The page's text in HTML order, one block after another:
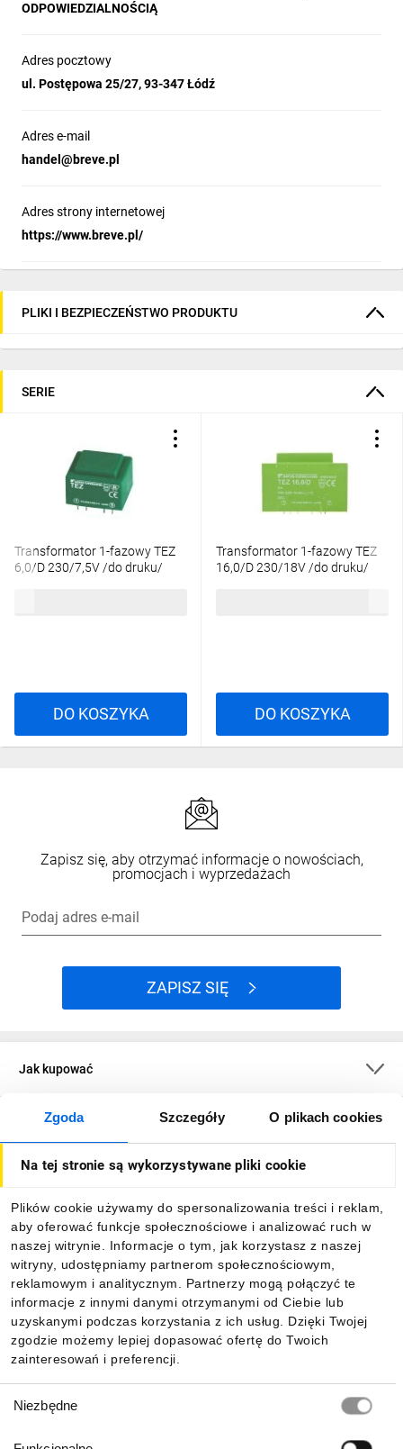
Zgoda Szczegóły O plikach cookies
Na tej stronie są wykorzystywane pliki cookie
Plików cookie używamy do spersonalizowania treści i reklam,
aby oferować funkcje społecznościowe i analizować ruch w
naszej witrynie. Informacje o tym, jak korzystasz z naszej
witryny, udostępniamy partnerom społecznościowym,
reklamowym i analitycznym. Partnerzy mogą połączyć te
informacje z innymi danymi otrzymanymi od Ciebie lub
uzyskanymi podczas korzystania z ich usług. Dzięki Twojej
zgodzie możemy lepiej dopasować ofertę do Twoich
zainteresowań i preferencji.
zgody
Niezbędne
ODPOWIEDZIALNOŚCIĄ
Adres pocztowy
ul. Postępowa 25/27, 93-347 Łódź
Adres e-mail
handel@breve.pl
Adres strony internetowej
https://www.breve.pl/
PLIKI I BEZPIECZEŃSTWO PRODUKTU
SERIE
Transformator 1-fazowy TEZ
6,0/D 230/7,5V /do druku/
DO KOSZYKA
Transformator 1-fazowy TEZ
16,0/D 230/18V /do druku/
DO KOSZYKA
Zapisz się, aby otrzymać informacje o nowościach,
promocjach i wyprzedażach
Podaj adres e-mail
ZAPISZ SIĘ
Jak kupować
O firmie
Informacje
Pobierz naszą aplikację mobilną: